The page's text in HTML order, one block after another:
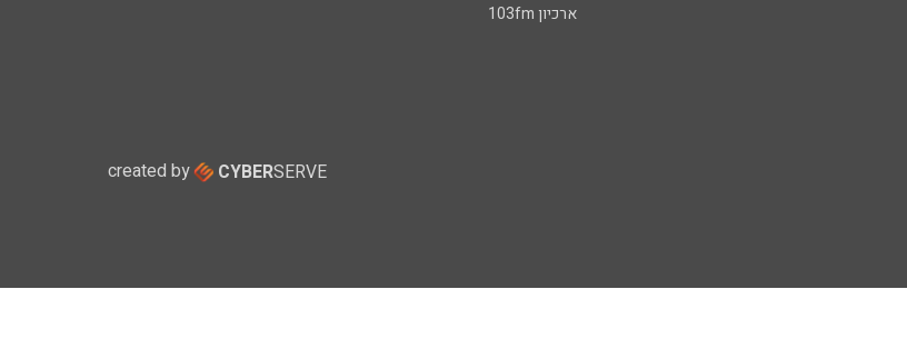
ארכיון 103fm
created by CYBERSERVE